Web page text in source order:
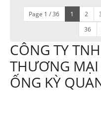
Page 1 / 36 1 2
36
CÔNG TY
THƯƠNG
ỐNG KỲ